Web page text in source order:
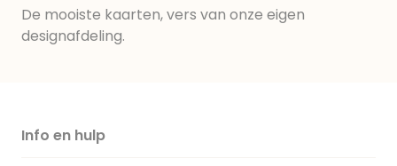
De mooiste kaarten, vers van onze eigen
designafdeling.
Info en hulp